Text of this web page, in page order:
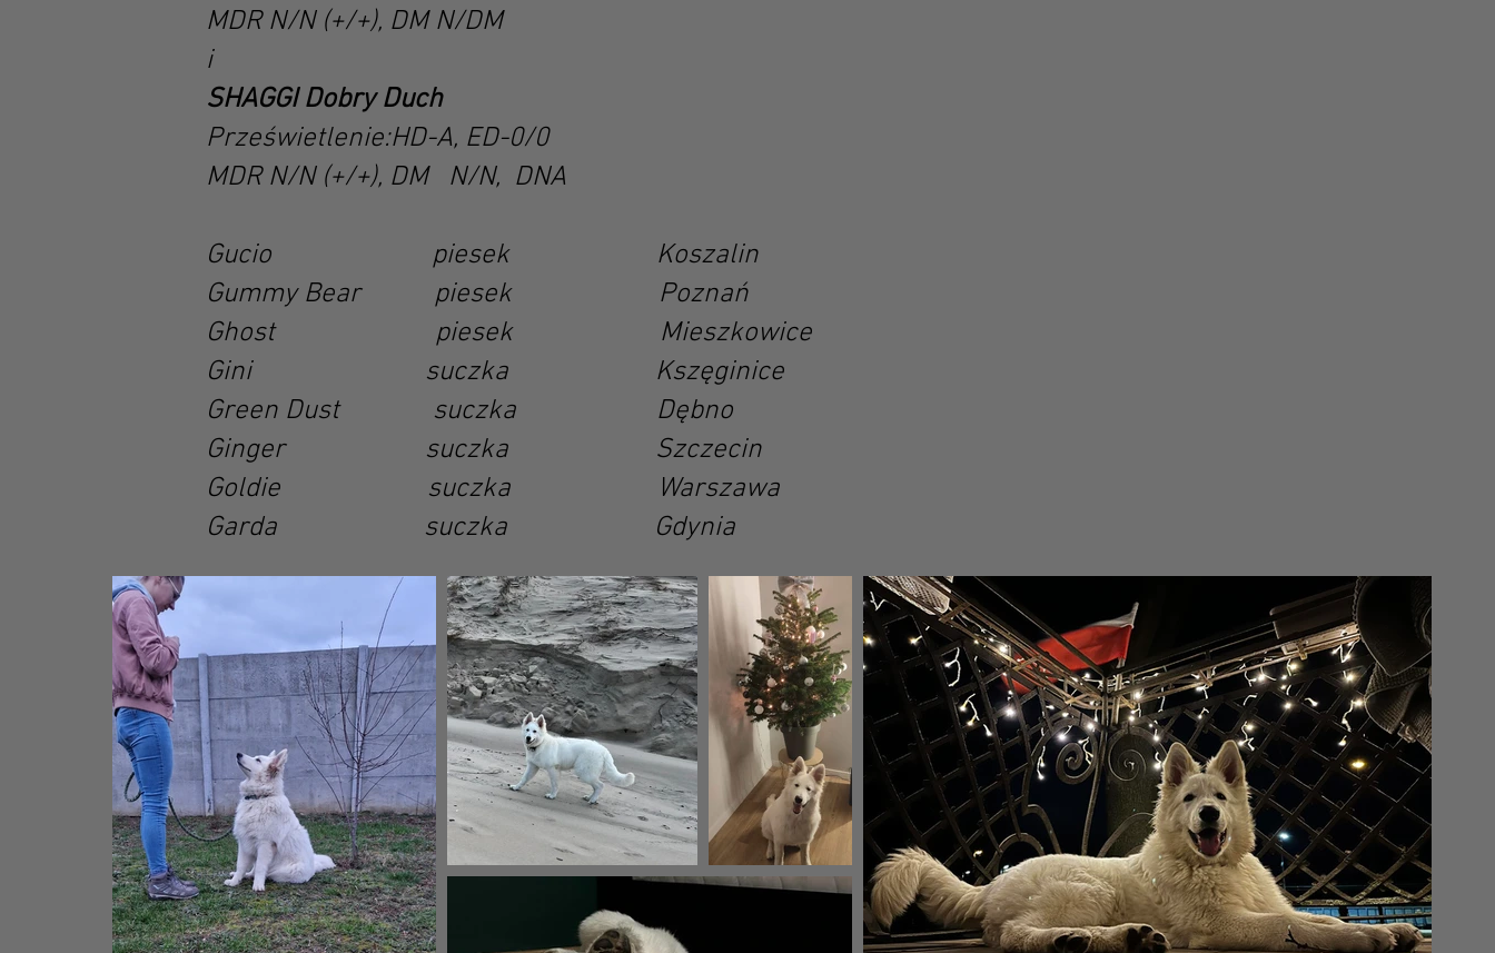
MDR N/N (+/+), DM N/DM
i
SHAGGI Dobry Duch
Prześwietlenie:HD-A, ED-0/0
MDR N/N (+/+), DM N/N, DNA
Gucio piesek Koszalin
Gummy Bear piesek Poznań
Ghost piesek Mieszkowice
Gini suczka Kszęginice
Green Dust suczka Dębno
Ginger suczka Szczecin
Goldie suczka Warszawa
Garda suczka Gdynia